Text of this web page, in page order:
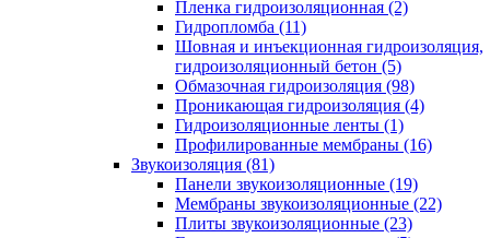
Пленка гидроизоляционная (2)
Гидропломба (11)
Шовная и инъекционная гидроизоляция,
гидроизоляционный бетон (5)
Обмазочная гидроизоляция (98)
Проникающая гидроизоляция (4)
Гидроизоляционные ленты (1)
Профилированные мембраны (16)
Звукоизоляция (81)
Панели звукоизоляционные (19)
Мембраны звукоизоляционные (22)
Плиты звукоизоляционные (23)